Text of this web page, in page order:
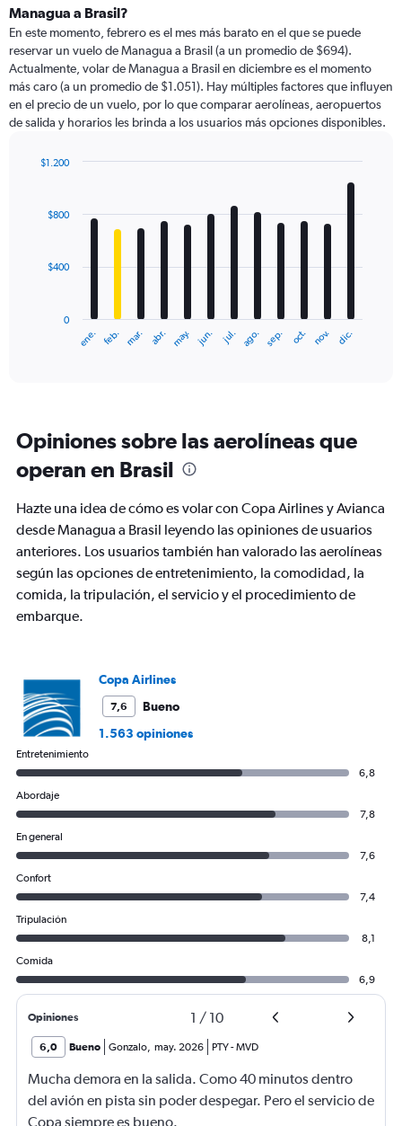
Managua a Brasil?
En este momento, febrero es el mes más barato en el que se puede
reservar un vuelo de Managua a Brasil (a un promedio de $694).
Actualmente, volar de Managua a Brasil en diciembre es el momento
más caro (a un promedio de $1.051). Hay múltiples factores que influyen
en el precio de un vuelo, por lo que comparar aerolíneas, aeropuertos
de salida y horarios les brinda a los usuarios más opciones disponibles.
with
The
categories.
chart
1
Y
axis
values.
Range:
0
ene. feb. mar. abr. may. jun. jul. ago. sep. oct. nov. dic.
0
$400
$800
$1.200
Opiniones sobre las aerolíneas que
operan en Brasil
Hazte una idea de cómo es volar con Copa Airlines y Avianca
desde Managua a Brasil leyendo las opiniones de usuarios
anteriores. Los usuarios también han valorado las aerolíneas
según las opciones de entretenimiento, la comodidad, la
comida, la tripulación, el servicio y el procedimiento de
embarque.
Copa Airlines
7,6
Bueno
1.563 opiniones
Entretenimiento
6,8
Abordaje
7,8
En general
7,6
Confort
7,4
Tripulación
8,1
Comida
6,9
Opiniones 1 / 10
6,0 Bueno Gonzalo, may. 2026 PTY-MVD
Mucha demora en la salida. Como 40 minutos dentro
del avión en pista sin poder despegar. Pero el servicio de
Copa siempre es bueno.